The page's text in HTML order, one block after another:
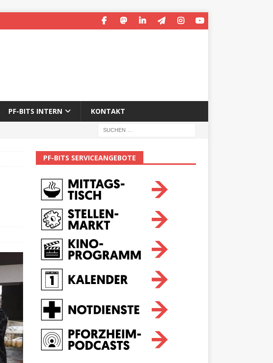
PF-BITS INTERN KONTAKT
PF-BITS SERVICEANGEBOTE